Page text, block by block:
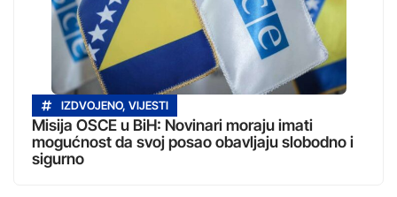
IZDVOJENO, VIJESTI
Misija OSCE u BiH: Novinari moraju imati
mogućnost da svoj posao obavljaju slobodno i
sigurno